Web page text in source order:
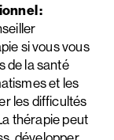
:
si vous vous
de la santé
et les
les difficultés
thérapie peut